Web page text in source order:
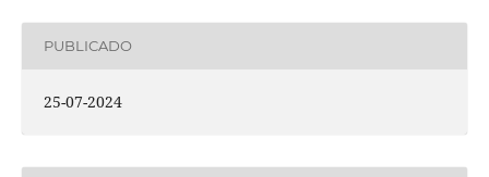
PUBLICADO
25-07-2024